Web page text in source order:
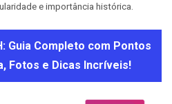
e importância histórica.